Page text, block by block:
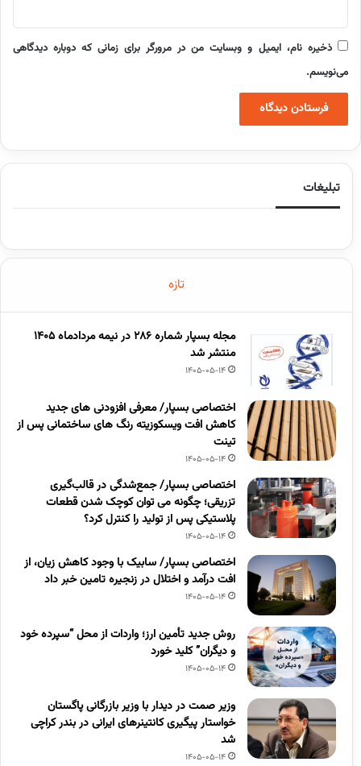
ذخیره نام، ایمیل و وبسایت من در مرورگر برای زمانی که دوباره دیدگاهی
می‌نویسم.
تبلیغات
تازه
مجله بسپار شماره 286 در نیمه مردادماه 1405
منتشر شد
1405-05-14
اختصاصی بسپار/ معرفی افزودنی های جدید
کاهش افت ویسکوزیته رنگ های ساختمانی پس از
تینت
1405-05-14
اختصاصی بسپار/ جمع‌شدگی در قالب‌گیری
تزریقی؛ چگونه می توان کوچک شدن قطعات
پلاستیکی پس از تولید را کنترل کرد؟
1405-05-14
اختصاصی بسپار/ سابیک با وجود کاهش زیان، از
افت درآمد و اختلال در زنجیره تامین خبر داد
1405-05-14
روش جدید تأمین ارز؛ واردات از محل “سپرده خود
و دیگران” کلید خورد
1405-05-14
وزیر صمت در دیدار با وزیر بازرگانی پاگستان
خواستار پیگیری کانتینرهای ایرانی در بندر کراچی
شد
1405-05-14